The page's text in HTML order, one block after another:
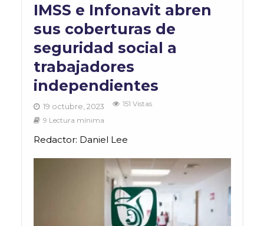
IMSS e Infonavit abren
sus coberturas de
seguridad social a
trabajadores
independientes
19 octubre, 2023
151 Vistas
9 Lectura mínima
Redactor: Daniel Lee